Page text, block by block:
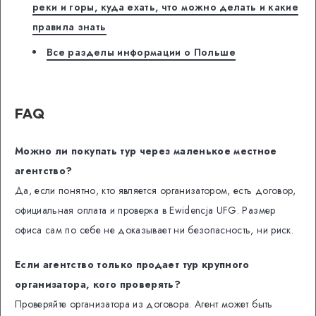
реки и горы, куда ехать, что можно делать и какие
правила знать
Все разделы информации о Польше
FAQ
Можно ли покупать тур через маленькое местное
агентство?
Да, если понятно, кто является организатором, есть договор,
официальная оплата и проверка в Ewidencja UFG. Размер
офиса сам по себе не доказывает ни безопасность, ни риск.
Если агентство только продает тур крупного
организатора, кого проверять?
Проверяйте организатора из договора. Агент может быть